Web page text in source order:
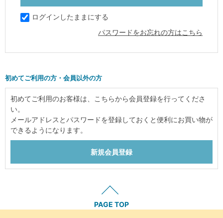
ログインしたままにする
パスワードをお忘れの方はこちら
初めてご利用の方・会員以外の方
初めてご利用のお客様は、こちらから会員登録を行ってくださ
い。
メールアドレスとパスワードを登録しておくと便利にお買い物が
できるようになります。
PAGE TOP